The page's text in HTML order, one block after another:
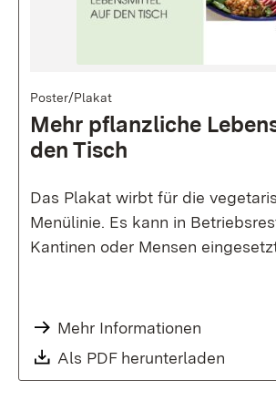
Poster/Plakat
Mehr pflanzliche
den Tisch
Das Plakat wirbt für die
Menülinie. Es kann in
Kantinen oder Mensen
Mehr Informationen
Download:
Als PDF herunterladen